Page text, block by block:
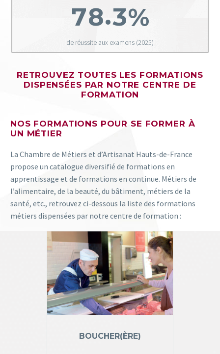
78.3%
de réussite aux examens (2025)
RETROUVEZ TOUTES LES FORMATIONS
DISPENSÉES PAR NOTRE CENTRE DE
FORMATION
NOS FORMATIONS POUR SE FORMER À
UN MÉTIER
La Chambre de Métiers et d’Artisanat Hauts-de-France
propose un catalogue diversifié de formations en
apprentissage et de formations en continue. Métiers de
l’alimentaire, de la beauté, du bâtiment, métiers de la
santé, etc., retrouvez ci-dessous la liste des formations
métiers dispensées par notre centre de formation :
BOUCHER(ÈRE)